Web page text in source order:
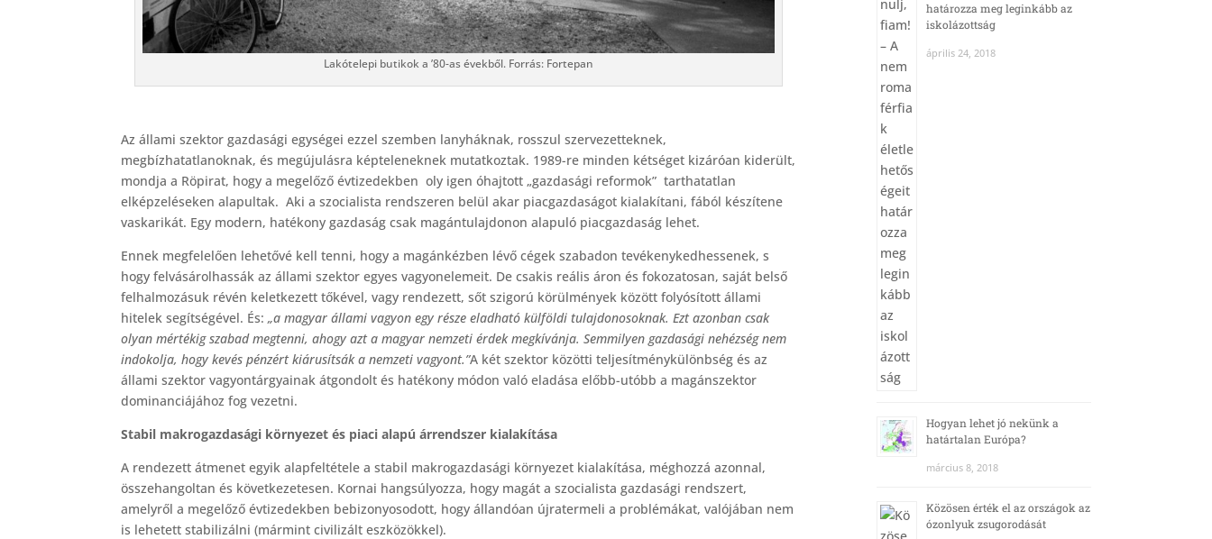
Lakótelepi butikok a ’80-as évekből. Forrás: Fortepan
Az állami szektor gazdasági egységei ezzel szemben lanyháknak, rosszul szervezetteknek,
megbízhatatlanoknak, és megújulásra képteleneknek mutatkoztak. 1989-re minden kétséget kizáróan kiderült,
mondja a Röpirat, hogy a megelőző évtizedekben oly igen óhajtott „gazdasági reformok” tarthatatlan
elképzeléseken alapultak. Aki a szocialista rendszeren belül akar piacgazdaságot kialakítani, fából készítene
vaskarikát. Egy modern, hatékony gazdaság csak magántulajdonon alapuló piacgazdaság lehet.
Ennek megfelelően lehetővé kell tenni, hogy a magánkézben lévő cégek szabadon tevékenykedhessenek, s
hogy felvásárolhassák az állami szektor egyes vagyonelemeit. De csakis reális áron és fokozatosan, saját belső
felhalmozásuk révén keletkezett tőkével, vagy rendezett, sőt szigorú körülmények között folyósított állami
hitelek segítségével. És:„a magyar állami vagyon egy része eladható külföldi tulajdonosoknak. Ezt azonban csak
olyan mértékig szabad megtenni, ahogy azt a magyar nemzeti érdek megkívánja. Semmilyen gazdasági nehézség nem
indokolja, hogy kevés pénzért kiárusítsák a nemzeti vagyont.”A két szektor közötti teljesítménykülönbség és az
állami szektor vagyontárgyainak átgondolt és hatékony módon való eladása előbb-utóbb a magánszektor
dominanciájához fog vezetni.
Stabil makrogazdasági környezet és piaci alapú árrendszer kialakítása
A rendezett átmenet egyik alapfeltétele a stabil makrogazdasági környezet kialakítása, méghozzá azonnal,
összehangoltan és következetesen. Kornai hangsúlyozza, hogy magát a szocialista gazdasági rendszert,
amelyről a megelőző évtizedekben bebizonyosodott, hogy állandóan újratermeli a problémákat, valójában nem
is lehetett stabilizálni (mármint civilizált eszközökkel).
határozza meg leginkább az
iskolázottság
április 24, 2018
Hogyan lehet jó nekünk a
határtalan Európa?
március 8, 2018
Közösen érték el az országok az
ózonlyuk zsugorodását